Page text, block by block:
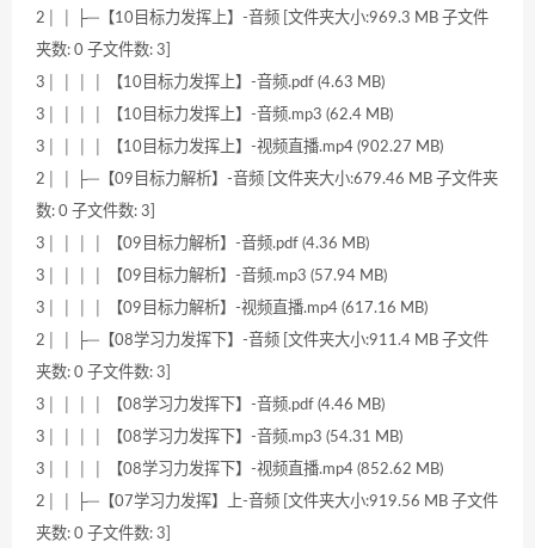
2│ │ ├─【10目标力发挥上】-音频 [文件夹大小:969.3 MB 子文件
夹数: 0 子文件数: 3]
3│ │ │ │ 【10目标力发挥上】-音频.pdf (4.63 MB)
3│ │ │ │ 【10目标力发挥上】-音频.mp3 (62.4 MB)
3│ │ │ │ 【10目标力发挥上】-视频直播.mp4 (902.27 MB)
2│ │ ├─【09目标力解析】-音频 [文件夹大小:679.46 MB 子文件夹
数: 0 子文件数: 3]
3│ │ │ │ 【09目标力解析】-音频.pdf (4.36 MB)
3│ │ │ │ 【09目标力解析】-音频.mp3 (57.94 MB)
3│ │ │ │ 【09目标力解析】-视频直播.mp4 (617.16 MB)
2│ │ ├─【08学习力发挥下】-音频 [文件夹大小:911.4 MB 子文件
夹数: 0 子文件数: 3]
3│ │ │ │ 【08学习力发挥下】-音频.pdf (4.46 MB)
3│ │ │ │ 【08学习力发挥下】-音频.mp3 (54.31 MB)
3│ │ │ │ 【08学习力发挥下】-视频直播.mp4 (852.62 MB)
2│ │ ├─【07学习力发挥】上-音频 [文件夹大小:919.56 MB 子文件
夹数: 0 子文件数: 3]